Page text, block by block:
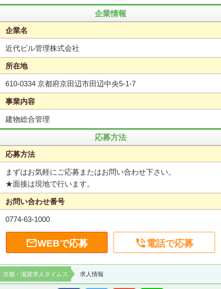
企業情報
企業名
近代ビル管理株式会社
所在地
610-0334 京都府京田辺市田辺中央5-1-7
事業内容
建物総合管理
応募方法
応募方法
まずはお気軽にご応募またはお問い合わせ下さい。
★面接は現地で行います。
お問い合わせ番号
0774-63-1000
WEBで応募 電話で応募
京都・滋賀求人タイムス 求人情報